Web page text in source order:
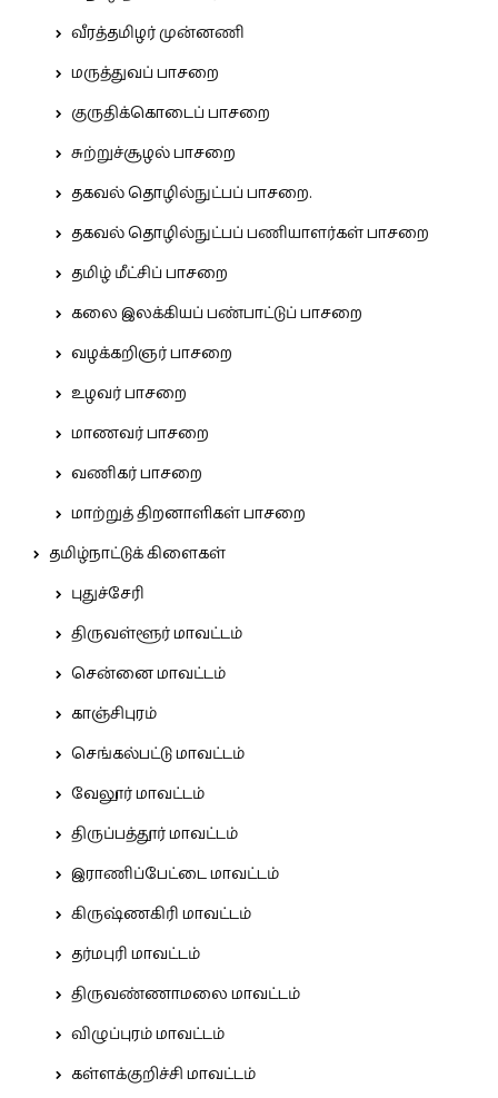
வீரத்தமிழர் முன்னணி
மருத்துவப் பாசறை
குருதிக்கொடைப் பாசறை
சுற்றுச்சூழல் பாசறை
தகவல் தொழில்நுட்பப் பாசறை.
தகவல் தொழில்நுட்பப் பணியாளர்கள் பாசறை
தமிழ் மீட்சிப் பாசறை
கலை இலக்கியப் பண்பாட்டுப் பாசறை
வழக்கறிஞர் பாசறை
உழவர் பாசறை
மாணவர் பாசறை
வணிகர் பாசறை
மாற்றுத் திறனாளிகள் பாசறை
தமிழ்நாட்டுக் கிளைகள்
புதுச்சேரி
திருவள்ளூர் மாவட்டம்
சென்னை மாவட்டம்
காஞ்சிபுரம்
செங்கல்பட்டு மாவட்டம்
வேலூர் மாவட்டம்
திருப்பத்தூர் மாவட்டம்
இராணிப்பேட்டை மாவட்டம்
கிருஷ்ணகிரி மாவட்டம்
தர்மபுரி மாவட்டம்
திருவண்ணாமலை மாவட்டம்
விழுப்புரம் மாவட்டம்
கள்ளக்குறிச்சி மாவட்டம்